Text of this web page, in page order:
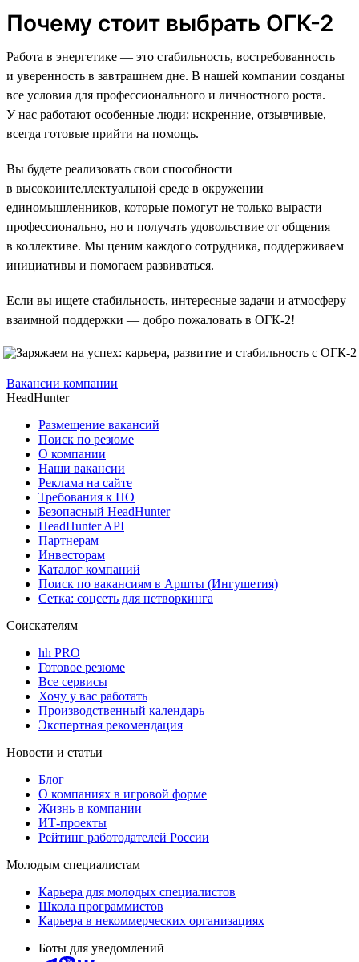
Почему стоит выбрать ОГК-2
Работа в энергетике — это стабильность, востребованность
и уверенность в завтрашнем дне. В нашей компании созданы
все условия для профессионального и личностного роста.
У нас работают особенные люди: искренние, отзывчивые,
всегда готовые прийти на помощь.
Вы будете реализовать свои способности
в высокоинтеллектуальной среде в окружении
единомышленников, которые помогут не только вырасти
профессионально, но и получать удовольствие от общения
в коллективе. Мы ценим каждого сотрудника, поддерживаем
инициативы и помогаем развиваться.
Если вы ищете стабильность, интересные задачи и атмосферу
взаимной поддержки — добро пожаловать в ОГК-2!
Вакансии компании
HeadHunter
Размещение вакансий
Поиск по резюме
О компании
Наши вакансии
Реклама на сайте
Требования к ПО
Безопасный HeadHunter
HeadHunter API
Партнерам
Инвесторам
Каталог компаний
Поиск по вакансиям в Аршты (Ингушетия)
Сетка: соцсеть для нетворкинга
Соискателям
hh PRO
Готовое резюме
Все сервисы
Хочу у вас работать
Производственный календарь
Экспертная рекомендация
Новости и статьи
Блог
О компаниях в игровой форме
Жизнь в компании
ИТ-проекты
Рейтинг работодателей России
Молодым специалистам
Карьера для молодых специалистов
Школа программистов
Карьера в некоммерческих организациях
Боты для уведомлений